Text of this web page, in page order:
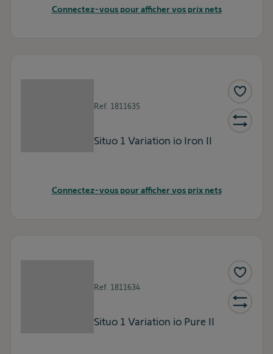
Connectez-vous pour afficher vos prix nets
Ref. 1811635
Situo 1 Variation io Iron II
Connectez-vous pour afficher vos prix nets
Ref. 1811634
Situo 1 Variation io Pure II